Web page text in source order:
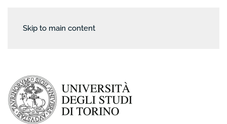
Skip to main content